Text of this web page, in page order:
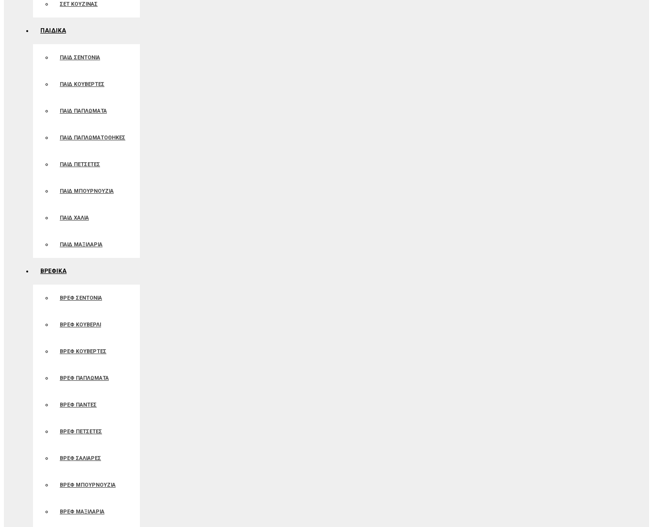
ΣΕΤ ΚΟΥΖΙΝΑΣ
ΠΑΙΔΙΚΑ
ΠΑΙΔ ΣΕΝΤΟΝΙΑ
ΠΑΙΔ ΚΟΥΒΕΡΤΕΣ
ΠΑΙΔ ΠΑΠΛΩΜΑΤΑ
ΠΑΙΔ ΠΑΠΛΩΜΑΤΟΘΗΚΕΣ
ΠΑΙΔ ΠΕΤΣΕΤΕΣ
ΠΑΙΔ ΜΠΟΥΡΝΟΥΖΙΑ
ΠΑΙΔ ΧΑΛΙΑ
ΠΑΙΔ ΜΑΞΙΛΑΡΙΑ
ΒΡΕΦΙΚΑ
ΒΡΕΦ ΣΕΝΤΟΝΙΑ
ΒΡΕΦ ΚΟΥΒΕΡΛΙ
ΒΡΕΦ ΚΟΥΒΕΡΤΕΣ
ΒΡΕΦ ΠΑΠΛΩΜΑΤΑ
ΒΡΕΦ ΠΑΝΤΕΣ
ΒΡΕΦ ΠΕΤΣΕΤΕΣ
ΒΡΕΦ ΣΑΛΙΑΡΕΣ
ΒΡΕΦ ΜΠΟΥΡΝΟΥΖΙΑ
ΒΡΕΦ ΜΑΞΙΛΑΡΙΑ